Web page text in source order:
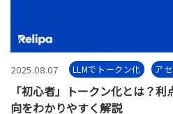
2025.08.07 LLMでトークン化 ア
「初心者」トークン化とは？
向をわかりやすく解説